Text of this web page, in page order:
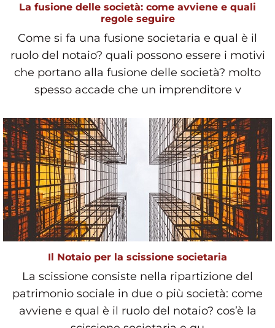
La fusione delle società: come avviene e quali
regole seguire
Come si fa una fusione societaria e qual è il
ruolo del notaio? quali possono essere i motivi
che portano alla fusione delle società? molto
spesso accade che un imprenditore v
Il Notaio per la scissione societaria
La scissione consiste nella ripartizione del
patrimonio sociale in due o più società: come
avviene e qual è il ruolo del notaio? cos’è la